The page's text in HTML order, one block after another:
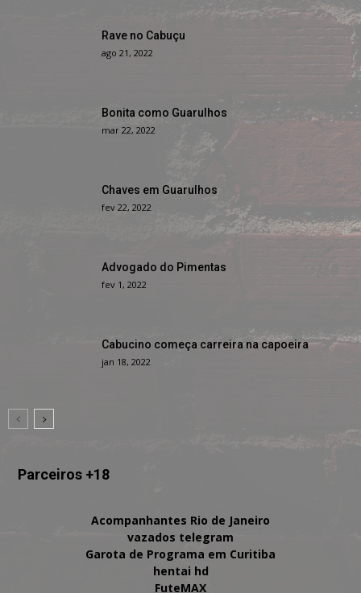
Rave no Cabuçu
ago 21, 2022
Bonita como Guarulhos
mar 22, 2022
Chaves em Guarulhos
fev 22, 2022
Advogado do Pimentas
fev 1, 2022
Cabucino começa carreira na capoeira
jan 18, 2022
Parceiros +18
Acompanhantes Rio de Janeiro
vazados telegram
Garota de Programa em Curitiba
hentai hd
FuteMAX